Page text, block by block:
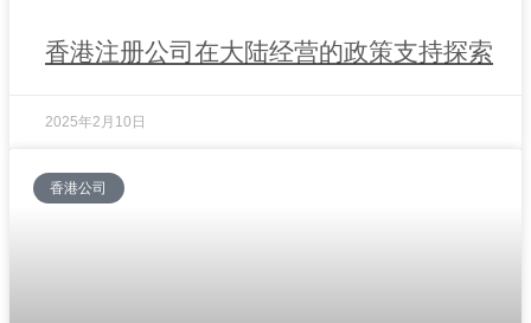
香港注册公司在大陆经营的政策支持探索
2025年2月10日
香港公司